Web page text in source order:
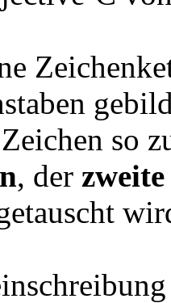
so
, der zweite